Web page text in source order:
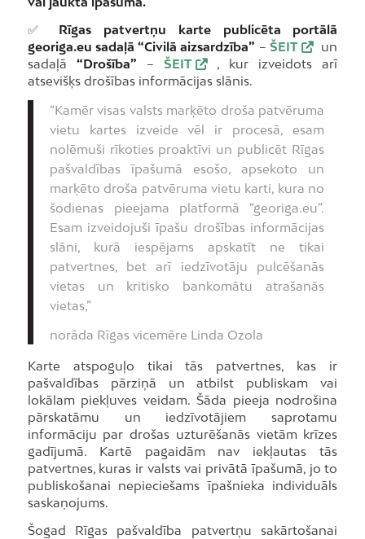
✅ Rīgas patvertņu karte publicēta portālā
georiga.eu sadaļā “Civilā aizsardzība” –ŠEIT
un
sadaļā “Drošība” – ŠEIT
, kur izveidots arī
atsevišķs drošības informācijas slānis.
“Kamēr visas valsts marķēto droša patvēruma
vietu kartes izveide vēl ir procesā, esam
nolēmuši rīkoties proaktīvi un publicēt Rīgas
pašvaldības īpašumā esošo, apsekoto un
marķēto droša patvēruma vietu karti, kura no
šodienas pieejama platformā “georiga.eu”.
Esam izveidojuši īpašu drošības informācijas
slāni, kurā iespējams apskatīt ne tikai
patvertnes, bet arī iedzīvotāju pulcēšanās
vietas un kritisko bankomātu atrašanās
vietas,”
norāda Rīgas vicemēre Linda Ozola
Karte atspoguļo tikai tās patvertnes, kas ir
pašvaldības pārziņā un atbilst publiskam vai
lokālam piekļuves veidam. Šāda pieeja nodrošina
pārskatāmu un iedzīvotājiem saprotamu
informāciju par drošas uzturēšanās vietām krīzes
gadījumā. Kartē pagaidām nav iekļautas tās
patvertnes, kuras ir valsts vai privātā īpašumā, jo to
publiskošanai nepieciešams īpašnieka individuāls
saskaņojums.
Šogad Rīgas pašvaldība patvertņu sakārtošanai